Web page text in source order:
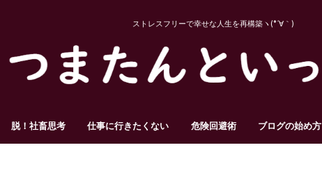
ストレスフリーで幸せな人生を再構築ヽ(*´∀｀)
脱！社畜思考 仕事に行きたくない 危険回避術 ブログの始め方